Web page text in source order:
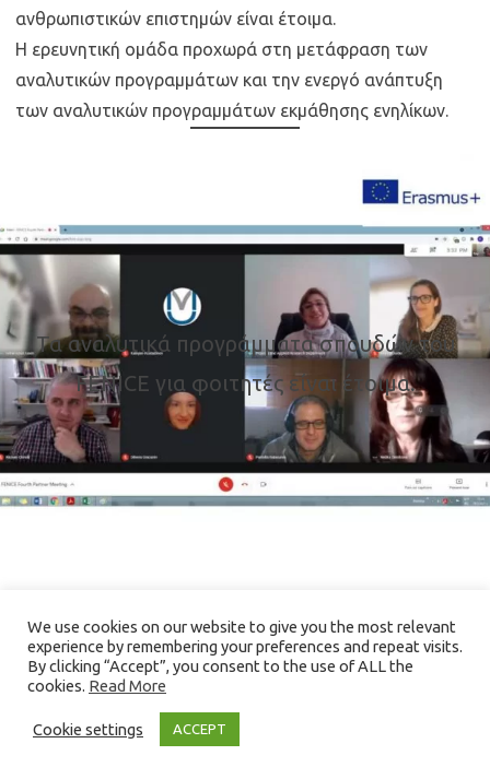
ανθρωπιστικών επιστημών είναι έτοιμα.
Η ερευνητική ομάδα προχωρά στη μετάφραση των
αναλυτικών προγραμμάτων και την ενεργό ανάπτυξη
των αναλυτικών προγραμμάτων εκμάθησης ενηλίκων.
Τα αναλυτικά προγράμματα σπουδών του
FENICE για φοιτητές είναι έτοιμα.
We use cookies on our website to give you the most relevant
experience by remembering your preferences and repeat visits.
By clicking “Accept”, you consent to the use of ALL the
cookies. Read More
Cookie settings ACCEPT